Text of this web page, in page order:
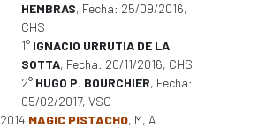
HEMBRAS, Fecha: 25/09/2016,
CHS
1° IGNACIO URRUTIA DE LA
SOTTA, Fecha: 20/11/2016, CHS
2° HUGO P. BOURCHIER, Fecha:
05/02/2017, VSC
2014 MAGIC PISTACHO, M, A